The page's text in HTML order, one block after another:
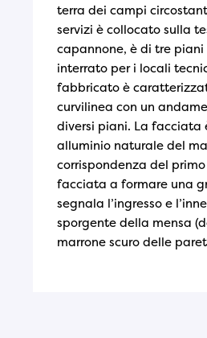
terra dei campi
servizi è collocato sulla
capannone, è di tre
interrato per i locali
fabbricato è
curvilinea con un
diversi piani. La facciata
alluminio naturale del
corrispondenza del
facciata a formare una
segnala l’ingresso e
sporgente della mensa
marrone scuro delle